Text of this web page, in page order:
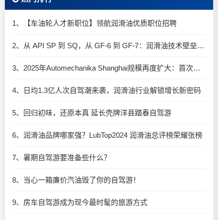
1、【车油轮人才新职位】领航润滑油优质职位招聘
2、从 API SP 到 SQ，从 GF-6 到 GF-7：润滑油技术壁垒再升高，你准备好了吗？
3、2025年Automechanika Shanghai规模再度扩大：首次启用国家会展中心（上海）全部15个展馆
4、日均1.3亿人次自驾潮来袭，润滑油行业解锁增长新密码​
5、回归初味，还原本真 延长壳牌洋县踏春自驾游
6、润滑油品牌哪家强？LubTop2024 润滑油总评榜荣耀张榜
7、暑期自驾游要准备些什么？
8、当心一箱廉价汽油毁了你的自驾游！
9、房车自驾游成为现今最时髦的旅游方式